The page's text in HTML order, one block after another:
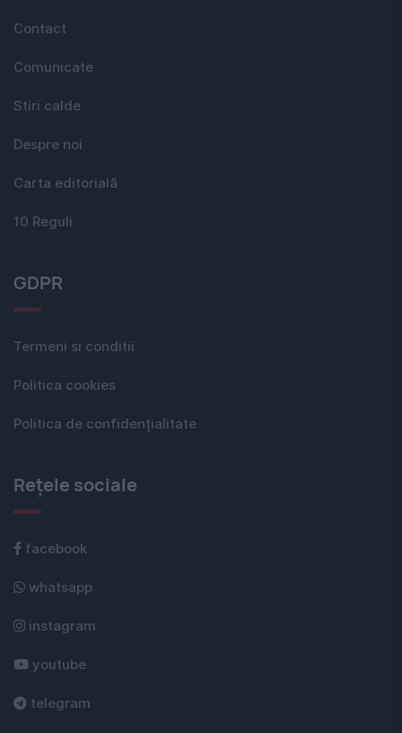
Contact
Comunicate
Stiri calde
Despre noi
Carta editorială
10 Reguli
GDPR
Termeni si conditii
Politica cookies
Politica de confidențialitate
Rețele sociale
facebook
whatsapp
instagram
youtube
telegram